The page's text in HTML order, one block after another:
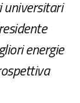
universitari
energie